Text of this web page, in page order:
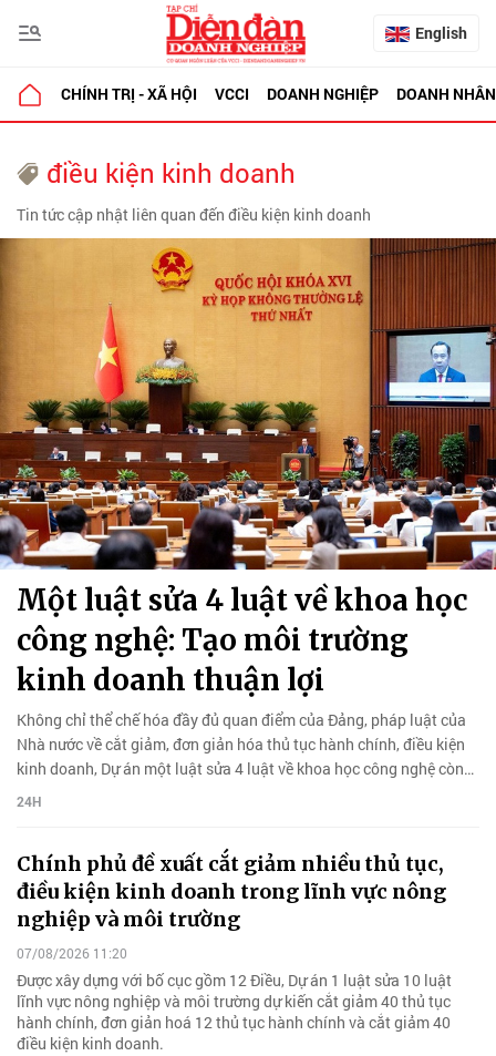
English
CHÍNH TRỊ - XÃ HỘI VCCI DOANH NGHIỆP DOANH NHÂN
điều kiện kinh doanh
Tin tức cập nhật liên quan đến điều kiện kinh doanh
Một luật sửa 4 luật về khoa học
công nghệ: Tạo môi trường
kinh doanh thuận lợi
Không chỉ thể chế hóa đầy đủ quan điểm của Đảng, pháp luật của
Nhà nước về cắt giảm, đơn giản hóa thủ tục hành chính, điều kiện
kinh doanh, Dự án một luật sửa 4 luật về khoa học công nghệ còn
đẩy mạnh phân quyền, tạo môi trường kinh doanh thuận lợi.
24H
Chính phủ đề xuất cắt giảm nhiều thủ tục,
điều kiện kinh doanh trong lĩnh vực nông
nghiệp và môi trường
07/08/2026 11:20
Được xây dựng với bố cục gồm 12 Điều, Dự án 1 luật sửa 10 luật
lĩnh vực nông nghiệp và môi trường dự kiến cắt giảm 40 thủ tục
hành chính, đơn giản hoá 12 thủ tục hành chính và cắt giảm 40
điều kiện kinh doanh.